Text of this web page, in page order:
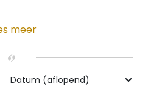
meer